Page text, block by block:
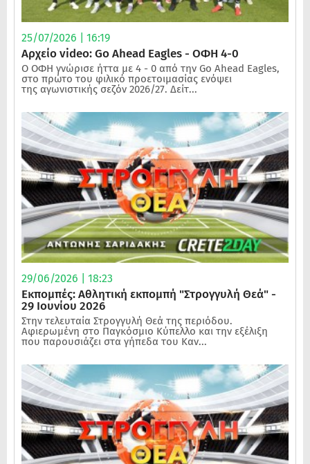
25/07/2026 | 16:19
Αρχείο video: Go Ahead Eagles - ΟΦΗ 4-0
Ο ΟΦΗ γνώρισε ήττα με 4 - 0 από την Go Ahead Eagles,
στο πρώτο του φιλικό προετοιμασίας ενόψει
της αγωνιστικής σεζόν 2026/27. Δείτ...
29/06/2026 | 18:23
Εκπομπές: Αθλητική εκπομπή "Στρογγυλή Θεά" -
29 Ιουνίου 2026
Στην τελευταία Στρογγυλή Θεά της περιόδου.
Αφιερωμένη στο Παγκόσμιο Κύπελλο και την εξέλιξη
που παρουσιάζει στα γήπεδα του Καν...